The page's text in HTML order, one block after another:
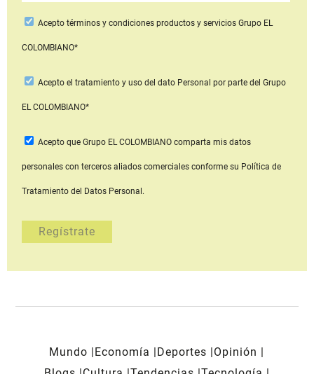
Aceptotérminos y condiciones productos y serviciosGrupo EL
COLOMBIANO*
Acepto el tratamiento y uso del dato Personal por parte del Grupo
EL COLOMBIANO*
Acepto que Grupo EL COLOMBIANOcomparta mis datos
personales con terceros aliados comerciales conforme su Política de
Tratamiento del Datos Personal.
Mundo Economía Deportes
Opinión